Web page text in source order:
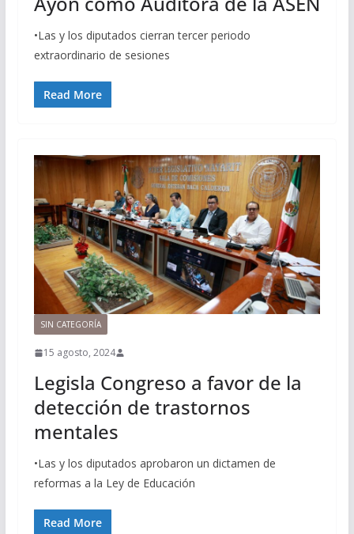
•Las y los diputados cierran tercer periodo
extraordinario de sesiones
Read More
SIN CATEGORÍA
15 agosto, 2024
Legisla Congreso a favor de la
detección de trastornos
mentales
•Las y los diputados aprobaron un dictamen de
reformas a la Ley de Educación
Read More